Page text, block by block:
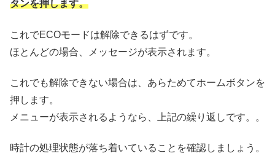
タンを押します。
これでECOモードは解除できるはずです。
ほとんどの場合、メッセージが表示されます。
これでも解除できない場合は、あらためてホームボタンを
押します。
メニューが表示されるようなら、上記の繰り返しです。。
時計の処理状態が落ち着いていることを確認しましょう。